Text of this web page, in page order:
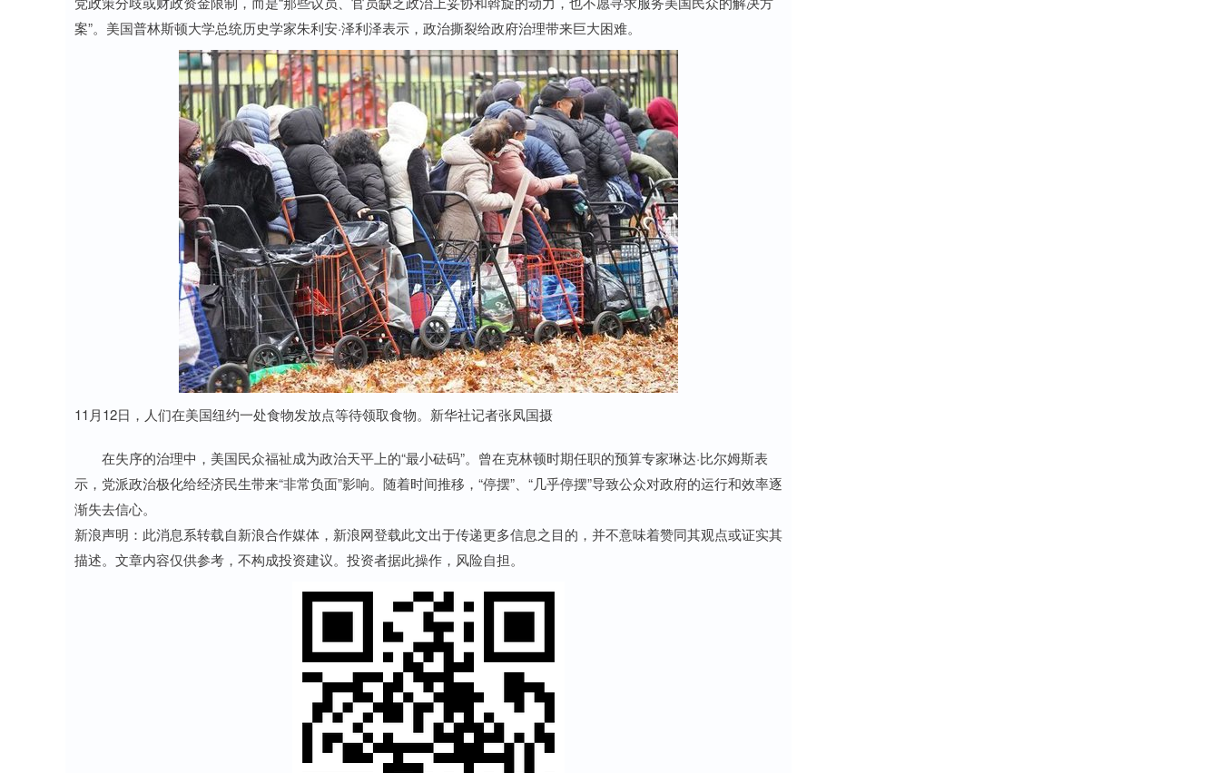
案”。美国普林斯顿大学总统历史学家朱利安·泽利泽表示，政治撕裂给政府治理带来巨大困难。
11月12日，人们在美国纽约一处食物发放点等待领取食物。新华社记者张凤国摄
在失序的治理中，美国民众福祉成为政治天平上的“最小砝码”。曾在克林顿时期任职的预算专家琳达·比尔姆斯表
示，党派政治极化给经济民生带来“非常负面”影响。随着时间推移，“停摆”、“几乎停摆”导致公众对政府的运行和效率逐
渐失去信心。
新浪声明：此消息系转载自新浪合作媒体，新浪网登载此文出于传递更多信息之目的，并不意味着赞同其观点或证实其
描述。文章内容仅供参考，不构成投资建议。投资者据此操作，风险自担。